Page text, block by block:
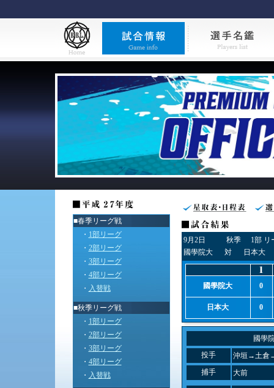
■春季リーグ戦
・ 1部リーグ
・ 2部リーグ
・ 3部リーグ
・ 4部リーグ
・ 入替戦
■秋季リーグ戦
・ 1部リーグ
・ 2部リーグ
・ 3部リーグ
・ 4部リーグ
・ 入替戦
9月2日 秋季
1部 リ
國學院大
対 日本大
國學院大 0
日本大 0
國學
投手
沖垣→土倉
捕手
大前